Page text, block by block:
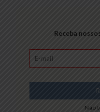
Receba
Não